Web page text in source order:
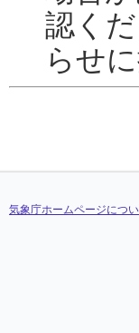
認く
らせ
気象庁ホームページにつ